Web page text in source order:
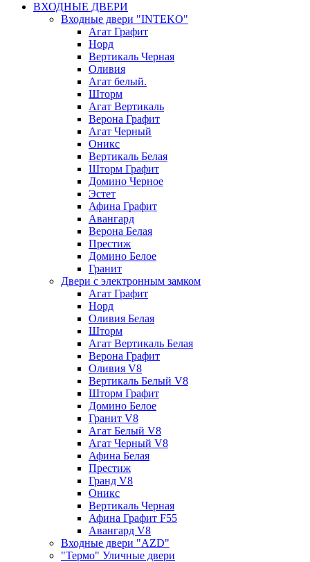
ВХОДНЫЕ ДВЕРИ
Входные двери "INTEKO"
Агат Графит
Норд
Вертикаль Черная
Оливия
Агат белый.
Шторм
Агат Вертикаль
Верона Графит
Агат Черный
Оникс
Вертикаль Белая
Шторм Графит
Домино Черное
Эстет
Афина Графит
Авангард
Верона Белая
Престиж
Домино Белое
Гранит
Двери с электронным замком
Агат Графит
Норд
Оливия Белая
Шторм
Агат Вертикаль Белая
Верона Графит
Оливия V8
Вертикаль Белый V8
Шторм Графит
Домино Белое
Гранит V8
Агат Белый V8
Агат Черный V8
Афина Белая
Престиж
Гранд V8
Оникс
Вертикаль Черная
Афина Графит F55
Авангард V8
Входные двери "AZD"
"Термо" Уличные двери